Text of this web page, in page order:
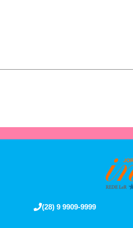
(28) 9 9909-9999